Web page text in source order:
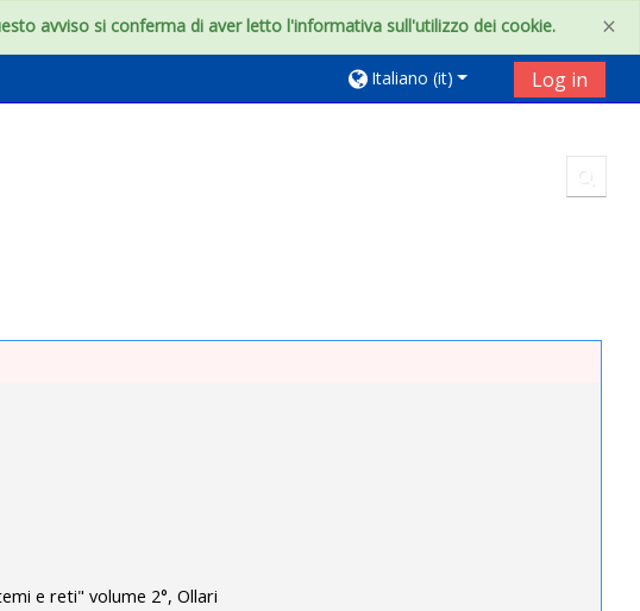
×
avviso si conferma di aver letto l'informativa sull'utilizzo dei cookie.
Italiano ‎(it)‎ Log in
e reti" volume 2°, Ollari